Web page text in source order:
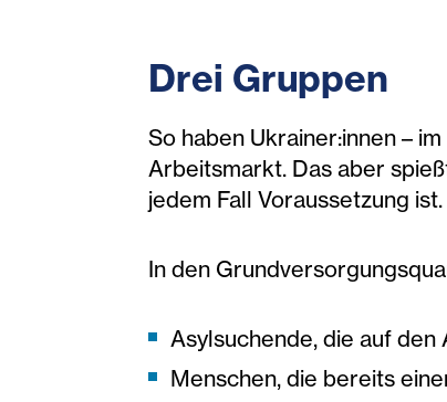
Drei Gruppen
So haben Ukrainer:innen –
Arbeitsmarkt. Das aber
jedem Fall Voraussetzung
In den
Asylsuchende, die auf
Menschen, die bereits